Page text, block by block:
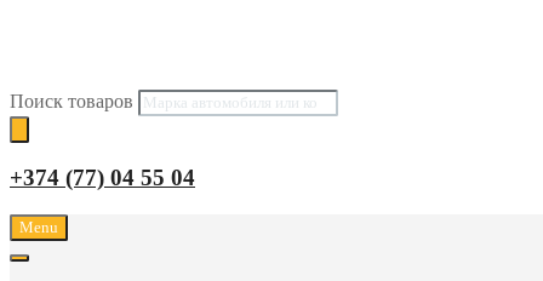
Поиск товаров
+374 (77) 04 55 04
Menu